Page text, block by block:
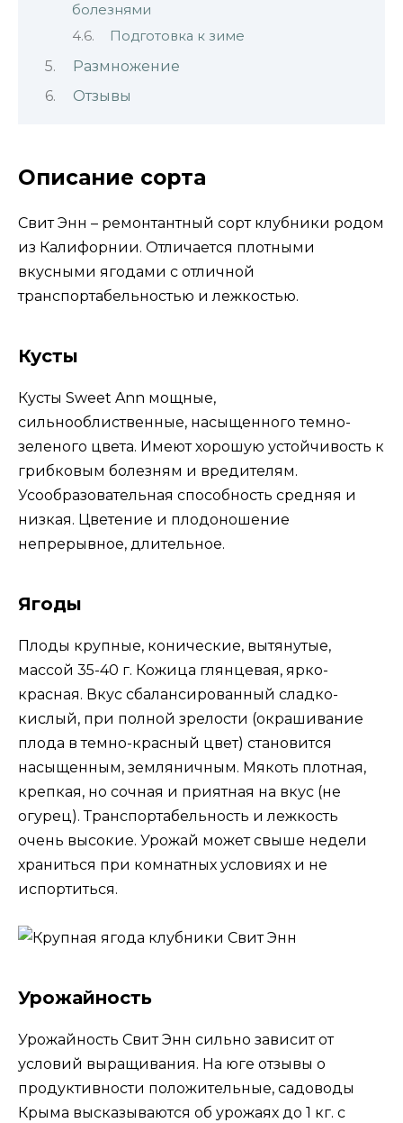
болезнями
Подготовка к зиме
Размножение
Отзывы
Описание сорта
Свит Энн – ремонтантный сорт клубники родом
из Калифорнии. Отличается плотными
вкусными ягодами с отличной
транспортабельностью и лежкостью.
Кусты
Кусты Sweet Ann мощные,
сильнооблиственные, насыщенного темно-
зеленого цвета. Имеют хорошую устойчивость к
грибковым болезням и вредителям.
Усообразовательная способность средняя и
низкая. Цветение и плодоношение
непрерывное, длительное.
Ягоды
Плоды крупные, конические, вытянутые,
массой 35-40 г. Кожица глянцевая, ярко-
красная. Вкус сбалансированный сладко-
кислый, при полной зрелости (окрашивание
плода в темно-красный цвет) становится
насыщенным, земляничным. Мякоть плотная,
крепкая, но сочная и приятная на вкус (не
огурец). Транспортабельность и лежкость
очень высокие. Урожай может свыше недели
храниться при комнатных условиях и не
испортиться.
Урожайность
Урожайность Свит Энн сильно зависит от
условий выращивания. На юге отзывы о
продуктивности положительные, садоводы
Крыма высказываются об урожаях до 1 кг. с